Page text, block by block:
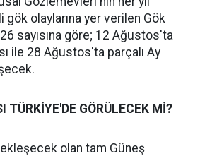
gök olaylarına yer verilen Gök
sayısına göre; 12 Ağustos'ta
ile 28 Ağustos'ta parçalı Ay
TÜRKİYE'DE GÖRÜLECEK Mİ?
olan tam Güneş